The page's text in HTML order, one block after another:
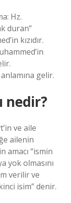
Hz.
duran”
kızıdır.
anlamına gelir.
nedir?
ve aile
ailenin
“ismin
yok olmasını
verilir ve
isim” denir.